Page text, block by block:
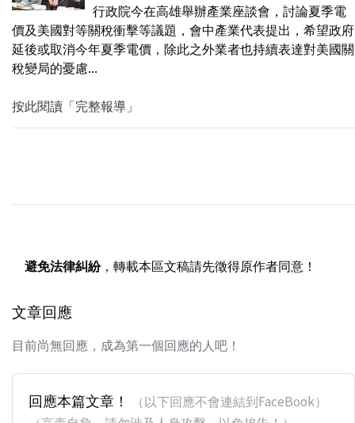
行政院今在高雄舉辦產業座談會，討論夏季電
價及美國對等關稅衝擊等議題，會中產業代表提出，希望政府
延後或取消今年夏季電價，除此之外業者也持續表達對美國關
稅變局的憂慮...
按此閱讀「完整報導」
避免法律糾紛，轉載本區文稿請先徵得原作者同意！
文章回應
目前尚無回應，成為第一個回應的人吧！
回應本篇文章！
（以下回應不會連結到FaceBook）